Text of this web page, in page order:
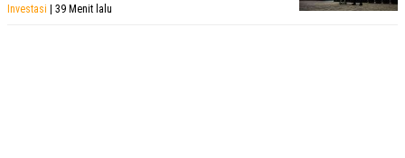
Investasi | 39 Menit lalu